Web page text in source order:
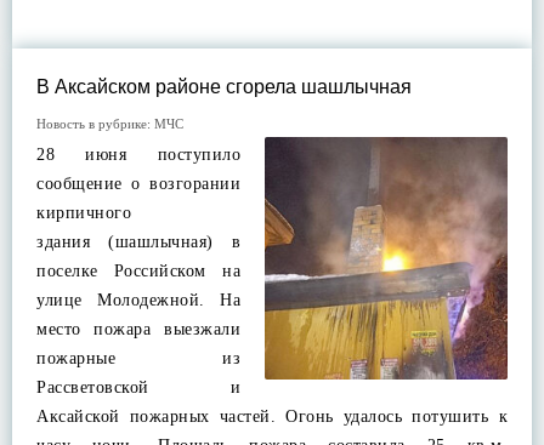
В Аксайском районе сгорела шашлычная
Новость в рубрике: МЧС
28 июня поступило
сообщение о возгорании
кирпичного
здания (шашлычная) в
поселке Российском на
улице Молодежной. На
место пожара выезжали
пожарные из
Рассветовской и
Аксайской пожарных частей. Огонь удалось потушить к